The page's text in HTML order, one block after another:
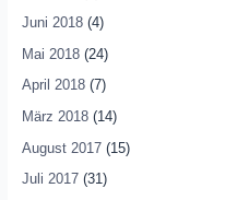
Juni 2018(4)
Mai 2018(24)
April 2018(7)
März 2018(14)
August 2017(15)
Juli 2017(31)